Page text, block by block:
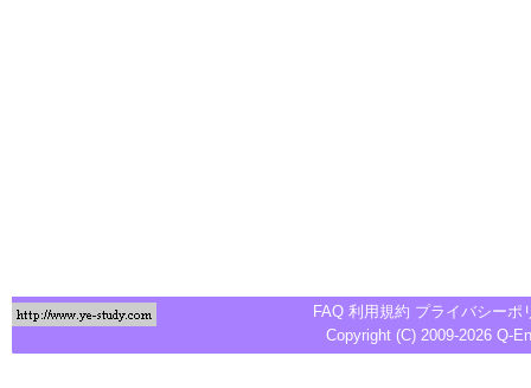
FAQ 利用規約 プライバシーポ
Copyright (C) 2009-2026 Q-